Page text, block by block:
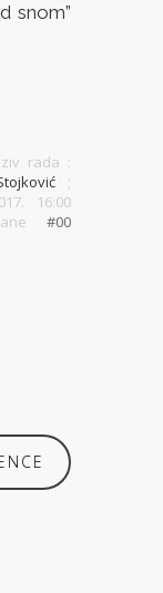
snom”
rada :
;
16:00
#00